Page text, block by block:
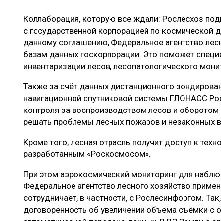
ЛОГИСТИКА
ПРОИЗВОДСТВО ДРЕВЕСНЫХ ПЛИТ
ЦБП
МЕБЕЛЬНОЕ
ЭКСПЕРТНОЕ МНЕНИЕ
Коллаборация, которую все ждали: Рослесхоз
с государственной корпорацией по космической
данному соглашению, Федеральное агентство
базам данных госкорпорации. Это поможет
инвентаризации лесов, лесопатологического
Также за счёт данных дистанционного
навигационной спутниковой системы ГЛОНАСС
контроля за воспроизводством лесов и
решать проблемы лесных пожаров и незаконных
Кроме того, лесная отрасль получит доступ к
разработанным «Роскосмосом».
При этом аэрокосмический мониторинг для
Федеральное агентство лесного хозяйство
сотрудничает, в частности, с Рослесинфоргом.
договоренность об увеличении объема съёмки с